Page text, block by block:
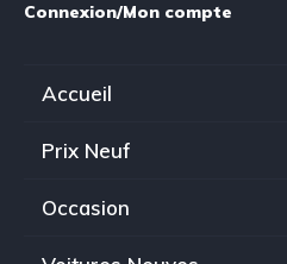
Connexion/Mon compte
Accueil
Prix Neuf
Occasion